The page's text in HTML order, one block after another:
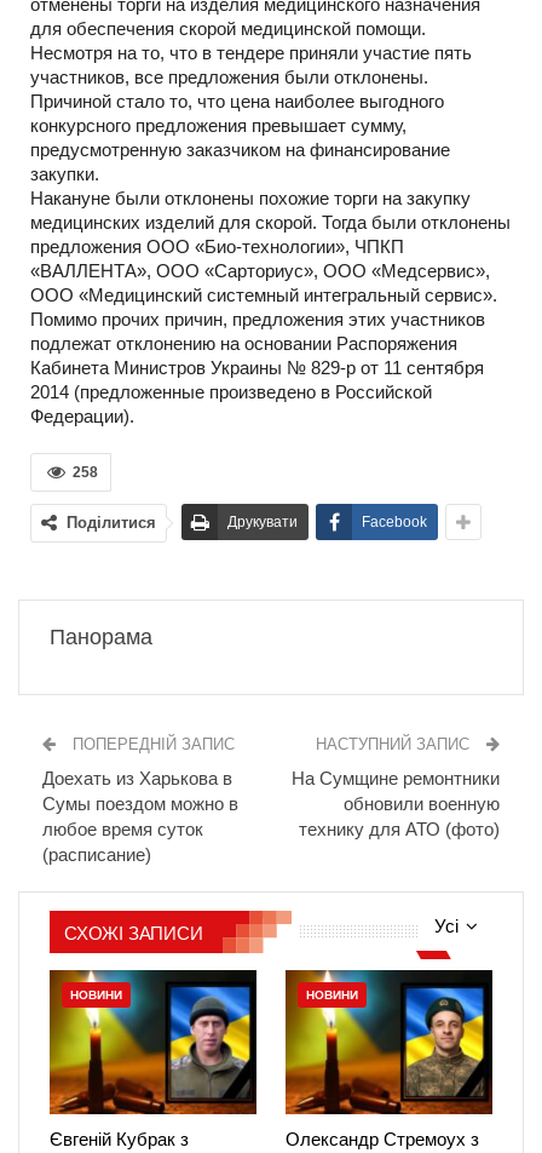
отменены торги на изделия медицинского назначения
для обеспечения скорой медицинской помощи.
Несмотря на то, что в тендере приняли участие пять
участников, все предложения были отклонены.
Причиной стало то, что цена наиболее выгодного
конкурсного предложения превышает сумму,
предусмотренную заказчиком на финансирование
закупки.
Накануне были отклонены похожие торги на закупку
медицинских изделий для скорой. Тогда были отклонены
предложения ООО «Био-технологии», ЧПКП
«ВАЛЛЕНТА», ООО «Сарториус», ООО «Медсервис»,
ООО «Медицинский системный интегральный сервис».
Помимо прочих причин, предложения этих участников
подлежат отклонению на основании Распоряжения
Кабинета Министров Украины № 829-р от 11 сентября
2014 (предложенные произведено в Российской
Федерации).
258
Поділитися Друкувати Facebook
Панорама
ПОПЕРЕДНІЙ ЗАПИС
Доехать из Харькова в
Сумы поездом можно в
любое время суток
(расписание)
НАСТУПНИЙ ЗАПИС
На Сумщине ремонтники
обновили военную
технику для АТО (фото)
Усі
СХОЖІ ЗАПИСИ
НОВИНИ
Євгеній Кубрак з
НОВИНИ
Олександр Стремоух з